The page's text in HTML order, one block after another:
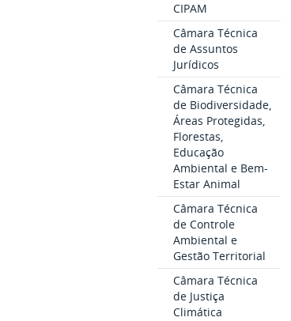
CIPAM
Câmara Técnica
de Assuntos
Jurídicos
Câmara Técnica
de Biodiversidade,
Áreas Protegidas,
Florestas,
Educação
Ambiental e Bem-
Estar Animal
Câmara Técnica
de Controle
Ambiental e
Gestão Territorial
Câmara Técnica
de Justiça
Climática